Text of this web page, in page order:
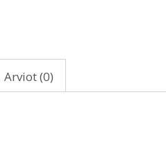
Arviot (0)